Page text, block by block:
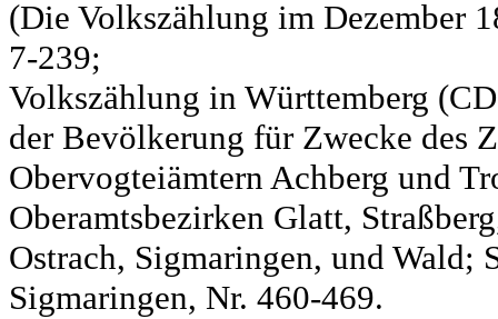
(Die Volkszählung im Dezember
7-239;
Volkszählung in Württemberg
der Bevölkerung für Zwecke des
Obervogteiämtern Achberg und
Oberamtsbezirken Glatt,
Ostrach, Sigmaringen, und Wald;
Sigmaringen, Nr. 460-469.